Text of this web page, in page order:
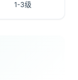
1-3级